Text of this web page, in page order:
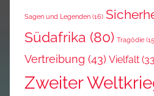
Sagen und Legenden (16)
Südafrika (80) Tragödie
Vertreibung (43) Vielfalt
Zweiter